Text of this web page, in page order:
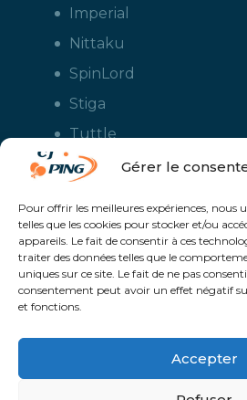
Gérer le
Pour offrir les meilleures expériences, nous
telles que les cookies pour stocker et/ou
appareils. Le fait de consentir à ces
traiter des données telles que le
uniques sur ce site. Le fait de ne pas
consentement peut avoir un effet négatif
et fonctions.
Accepter
Imperial
Nittaku
SpinLord
Stiga
Tuttle
Xiom
le tennis de table - Boutique en ligne
aux écoles et aux pongistes amateurs -